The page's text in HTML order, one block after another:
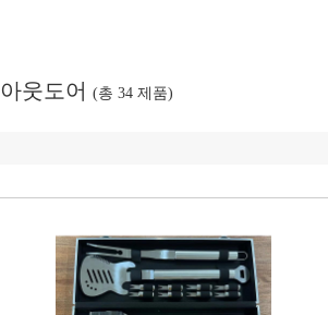
아웃도어 (총 34 제품)